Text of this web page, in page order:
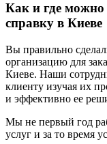
Как и где можно
справку в Киеве
Вы правильно
организацию для
Киеве. Наши
клиенту изучая их
и эффективно ее
Мы не первый год
услуг и за то время